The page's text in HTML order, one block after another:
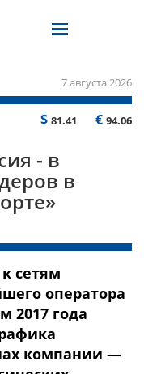
7 августа 2026
$ 81.41 € 94.06
- в
в
сетям
оператора
2017 года
компании —